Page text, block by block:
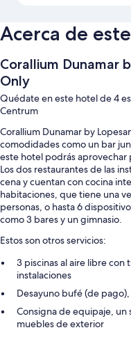
Acerca de
Corallium Dunamar
Only
Quédate en este hotel de 4
Centrum
Corallium Dunamar by
comodidades como un bar
este hotel podrás aprovechar
Los dos restaurantes de las
cena y cuentan con cocina
habitaciones, que tiene una
personas, o hasta 6
como 3 bares y un gimnasio.
Estos son otros servicios:
3 piscinas al aire libre con
instalaciones
Desayuno bufé (de
Consigna de equipaje, un
muebles de exterior